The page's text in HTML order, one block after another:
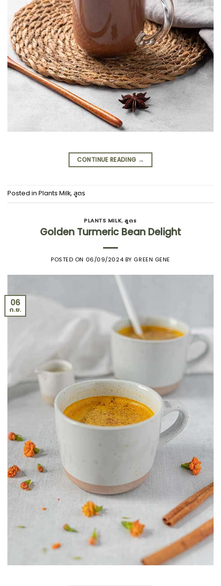
CONTINUE READING →
Posted in Plants Milk, สูตร
PLANTS MILK, สูตร
Golden Turmeric Bean Delight
POSTED ON 06/09/2024 BY GREEN GENE
06
ก.ย.